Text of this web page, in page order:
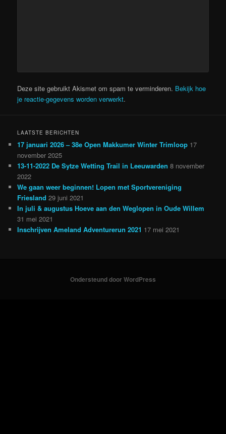
Deze site gebruikt Akismet om spam te verminderen. Bekijk hoe
je reactie-gegevens worden verwerkt.
LAATSTE BERICHTEN
17 januari 2026 – 38e Open Makkumer Winter Trimloop 17
november 2025
13-11-2022 De Sytze Wetting Trail in Leeuwarden 8 november
2022
We gaan weer beginnen! Lopen met Sportvereniging
Friesland 29 juni 2021
In juli & augustus Hoeve aan den Weglopen in Oude Willem
31 mei 2021
Inschrijven Ameland Adventurerun 2021 17 mei 2021
Ondersteund door WordPress